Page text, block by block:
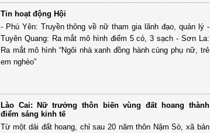
Tin hoạt động Hội
- Phú Yên: Truyền thông về nữ tham gia lãnh đạo, quản lý -
Tuyên Quang: Ra mắt mô hình điểm 5 có, 3 sạch - Sơn La:
Ra mắt mô hình “Ngôi nhà xanh đồng hành cùng phụ nữ, trẻ
em nghèo”
Lào Cai: Nữ trưởng thôn biến vùng đất hoang thành
điểm sáng kinh tế
Từ một dải đất hoang, chỉ sau 20 năm thôn Nậm Sò, xã bản